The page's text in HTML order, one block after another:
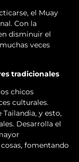
el Muay
Con la
disminuir el
veces
tradicionales
chicos
culturales.
y esto,
Desarrolla el
fomentando